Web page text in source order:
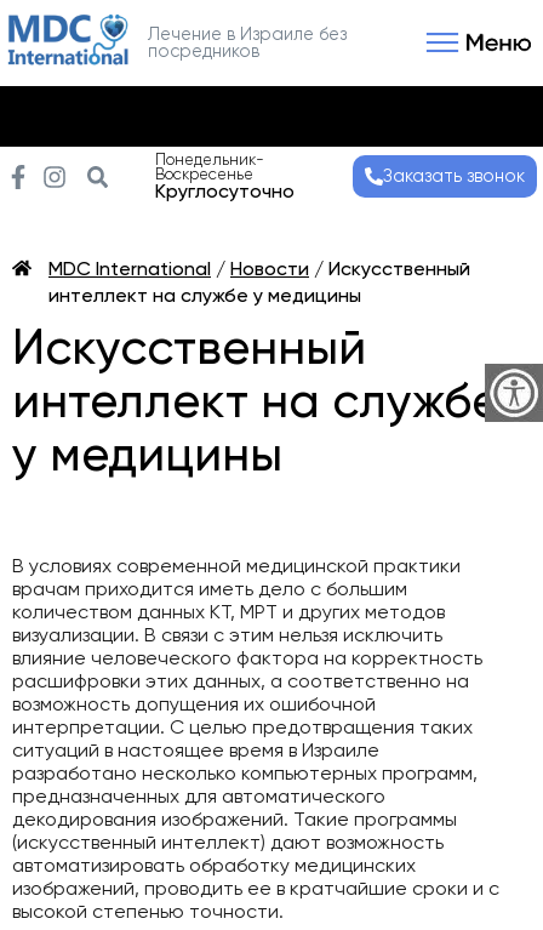
Лечение в Израиле без
посредников
Понедельник-
Воскресенье
Круглосуточно
Заказать звонок
MDC International / Новости / Искусственный
интеллект на службе у медицины
Искусственный
интеллект на службе
у медицины
В условиях современной медицинской практики
врачам приходится иметь дело с большим
количеством данных КТ, МРТ и других методов
визуализации. В связи с этим нельзя исключить
влияние человеческого фактора на корректность
расшифровки этих данных, а соответственно на
возможность допущения их ошибочной
интерпретации. С целью предотвращения таких
ситуаций в настоящее время в Израиле
разработано несколько компьютерных программ,
предназначенных для автоматического
декодирования изображений. Такие программы
(искусственный интеллект) дают возможность
автоматизировать обработку медицинских
изображений, проводить ее в кратчайшие сроки и с
высокой степенью точности.